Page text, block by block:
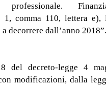
professionale.
1, comma 110, lettera e),
decorrere dall’anno 2018”.
del decreto-legge 4
modificazioni, dalla